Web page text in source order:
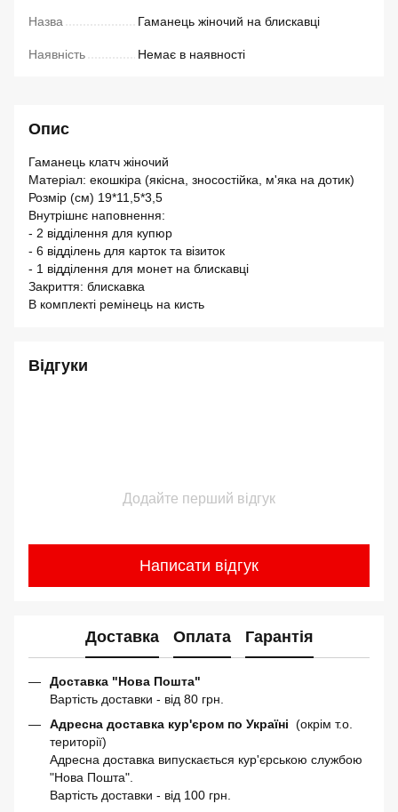
Назва Гаманець жіночий на блискавці
Наявність Немає в наявності
Опис
Гаманець клатч жіночий
Матеріал: екошкіра (якісна, зносостійка, м'яка на дотик)
Розмір (см) 19*11,5*3,5
Внутрішнє наповнення:
- 2 відділення для купюр
- 6 відділень для карток та візиток
- 1 відділення для монет на блискавці
Закриття: блискавка
В комплекті ремінець на кисть
Відгуки
Додайте перший відгук
Написати відгук
Доставка Оплата Гарантія
Доставка "Нова Пошта"
Вартість доставки - від 80 грн.
Адресна доставка кур'єром по Україні (окрім т.о.
території)
Адресна доставка випускається кур'єрською службою
"Нова Пошта".
Вартість доставки - від 100 грн.